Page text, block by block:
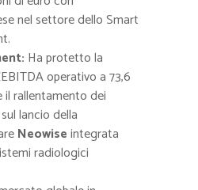
nel settore dello Smart
Ha protetto la
operativo a 73,6
rallentamento dei
lancio della
Neowiseintegrata
radiologici